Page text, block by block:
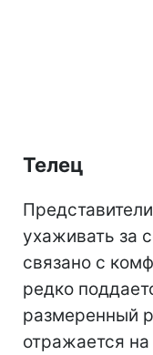
Телец
ухаживать за
связано с
редко
размеренный
отражается